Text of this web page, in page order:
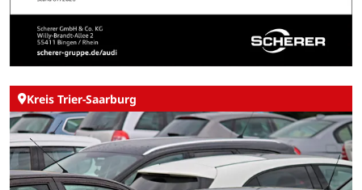
Kreis Trier-Saarburg